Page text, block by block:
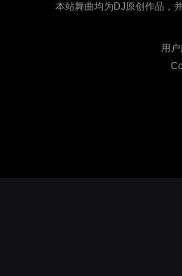
本站舞曲均为DJ原创作品，
用